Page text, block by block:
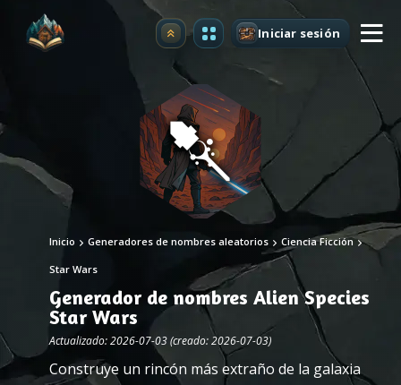
Mejorar Iniciar sesión
Inicio Generadores de nombres aleatorios Ciencia Ficción
Star Wars
Generador de nombres Alien Species
Star Wars
Actualizado: 2026-07-03 (creado: 2026-07-03)
Construye un rincón más extraño de la galaxia